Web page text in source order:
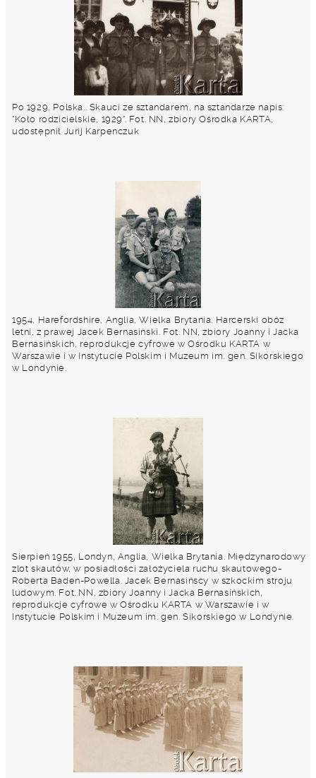
Po 1929, Polska.. Skauci ze sztandarem, na sztandarze napis:
"Koło rodzicielskie, 1929". Fot. NN, zbiory Ośrodka KARTA,
udostępnił Jurij Karpenczuk
1954, Harefordshire, Anglia, Wielka Brytania. Harcerski obóz
letni, z prawej Jacek Bernasiński. Fot. NN, zbiory Joanny i Jacka
Bernasińskich, reprodukcje cyfrowe w Ośrodku KARTA w
Warszawie i w Instytucie Polskim i Muzeum im. gen. Sikorskiego
w Londynie.
Sierpień 1955, Londyn, Anglia, Wielka Brytania. Międzynarodowy
zlot skautów, w posiadłości założyciela ruchu skautowego-
Roberta Baden-Powella. Jacek Bernasińscy w szkockim stroju
ludowym. Fot. NN, zbiory Joanny i Jacka Bernasińskich,
reprodukcje cyfrowe w Ośrodku KARTA w Warszawie i w
Instytucie Polskim i Muzeum im. gen. Sikorskiego w Londynie.